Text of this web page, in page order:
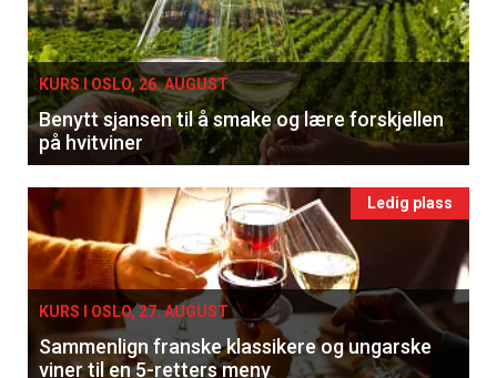
KURS I OSLO, 26. AUGUST
Benytt sjansen til å smake og lære forskjellen
på hvitviner
Ledig plass
KURS I OSLO, 27. AUGUST
Sammenlign franske klassikere og ungarske
viner til en 5-retters meny